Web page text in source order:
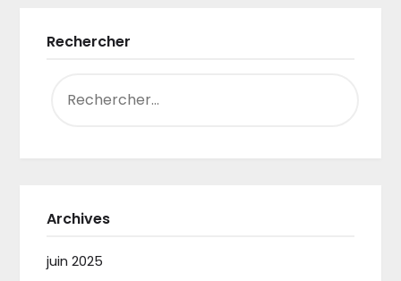
Rechercher
Archives
juin 2025